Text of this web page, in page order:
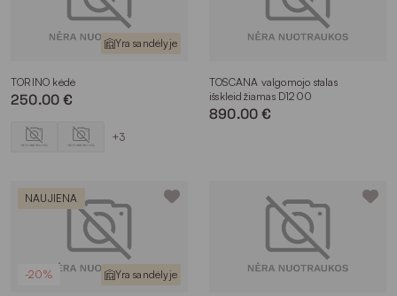
Yra sandėlyje
TORINO kėdė
250.00 €
+3
TOSCANA valgomojo stalas
išskleidžiamas D1200
890.00 €
NAUJIENA
-20% Yra sandėlyje